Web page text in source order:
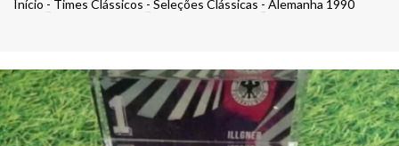
Início - Times Clássicos - Seleções Clássicas - Alemanha 1990